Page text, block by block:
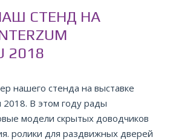
СТЕНД НА
2018
нашего стенда на выставке
2018. В этом году рады
модели скрытых доводчиков
ролики для раздвижных дверей